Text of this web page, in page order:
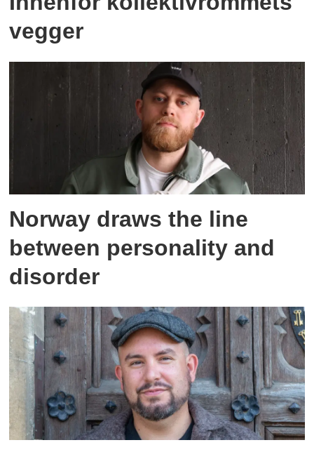
vegger
Norway draws the line
between personality and
disorder